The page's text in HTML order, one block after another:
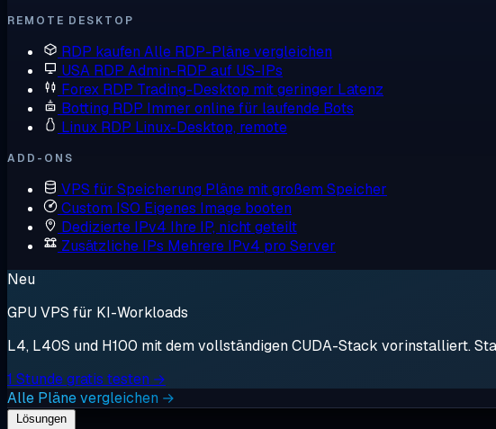
REMOTE DESKTOP
RDP kaufen Alle RDP-Pläne vergleichen
USA RDP Admin-RDP auf US-IPs
Forex RDP Trading-Desktop mit geringer Latenz
Botting RDP Immer online für laufende Bots
Linux RDP Linux-Desktop, remote
ADD-ONS
VPS für Speicherung Pläne mit großem Speicher
Custom ISO Eigenes Image booten
Dedizierte IPv4 Ihre IP, nicht geteilt
Zusätzliche IPs Mehrere IPv4 pro Server
Neu
GPU VPS für KI-Workloads
L4, L40S und H100 mit dem vollständigen CUDA-Stack vorinstalliert.
1 Stunde gratis testen →
Alle Pläne vergleichen →